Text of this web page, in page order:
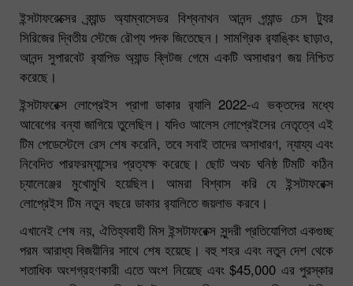
ইন্সটাফরেক্সের ব্র্যান্ড অ্যাম্বাসেডর বিশ্বনাথন আনন্দ গ্র্যান্ড চেস ট্যুর
সিরিজের দ্বিতীয় স্টেজে রৌপ্য পদক জিতেছেন। সামগ্রিক র‌্যাঙ্কিং ছাড়াও,
আনন্দ সুপারবেট র‌্যাপিড অ্যান্ড ব্লিটজ গেমে একটি অসাধারণ জয় নিশ্চিত
করেছে।
ইন্সটাফরেক্স লোপ্রেইস প্রাগা ডাকার র‍্যালি 2022-এ ভক্তদের মধ্যে
আবেগের বন্যা জাগিয়ে তুলেছিল। যদিও আলেস লোপ্রেইসের নেতৃত্বে এই
টিম পেডেস্টেলে রেস শেষ করেনি, তবে সবাই তাদের অসাধারণ, ন্যায্য এবং
নিবেদিত পারফরম্যান্সের প্রত্যক্ষ করেছে। ছোট অথচ ঘনিষ্ঠ টিমটি কঠিন
চ্যালেঞ্জের মুখোমুখি হয়েছিল। আমরা বিশ্বাস করি যে ইন্সটাফরেক্স
লোপ্রেইস টিম নতুন বছরে ডাকার র‌্যালিতে জয়লাভ করবে।
এখানেই শেষ নয়, ঐতিহ্যবাহী মিস ইন্সটাফরেক্স সুন্দরী প্রতিযোগিতা একগুচ্ছ
পরম আরাধ্য বিজয়ীনির সাথে শেষ হয়েছে। বহু শহর এবং নতুন দেশ থেকে
শতাধিক অংশগ্রহণকারী এতে অংশ নিয়েছে এবং $45,000 এর পুরস্কার